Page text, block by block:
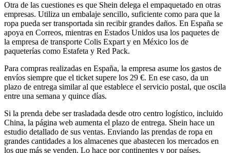
Otra de las cuestiones es que Shein delega el empaquetado en otras
empresas. Utiliza un embalaje sencillo, suficiente como para que la
ropa pueda ser transportada sin recibir grandes daños. En España se
apoya en Correos, mientras en Estados Unidos usa los paquetes de
la empresa de transporte Colis Expart y en México los de
paqueterías como Estafeta y Red Pack.
Para compras realizadas en España, la empresa asume los gastos de
envíos siempre que el ticket supere los 29 €. En ese caso, da un
plazo de entrega similar al que establece el servicio postal, que oscila
entre una semana y quince días.
Si la prenda debe ser trasladada desde otro centro logístico, incluido
China, la página web aumenta el plazo de entrega. Shein hace un
estudio detallado de sus ventas. Enviando las prendas de ropa en
grandes cantidades a los almacenes que abastecen los mercados en
los que más se venden. Lo hace por continentes y por países.